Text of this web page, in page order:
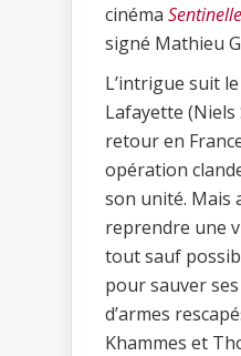
cinéma
signé Mathieu
L’intrigue suit
Lafayette (Niels
retour en
opération
son unité. Mais
reprendre une
tout sauf
pour sauver
d’armes
Khammes et